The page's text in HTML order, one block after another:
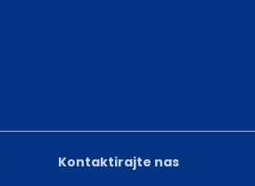
Kontaktirajte nas